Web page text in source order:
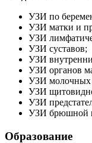
УЗИ по
УЗИ матки и
УЗИ
УЗИ суставов;
УЗИ
УЗИ органов
УЗИ молочных
УЗИ
УЗИ
УЗИ брюшной
Образование